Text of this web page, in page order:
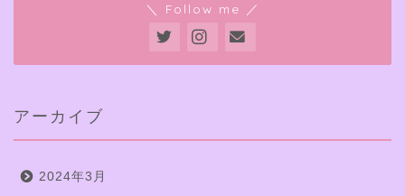
＼ Follow me ／
アーカイブ
2024年3月